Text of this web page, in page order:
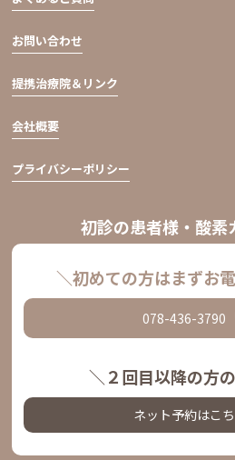
お問い合わせ
提携治療院＆リンク
会社概要
プライバシーポリシー
初診の患者様・酸素
＼初めての方はまずお
078-436-3790
＼２回目以降の方
ネット予約はこ